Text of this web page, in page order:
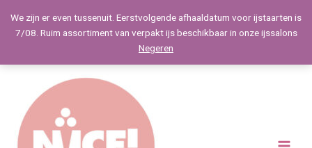
We zijn er even tussenuit. Eerstvolgende afhaaldatum voor ijstaarten is
7/08. Ruim assortiment van verpakt ijs beschikbaar in onze ijssalons
Negeren
naar